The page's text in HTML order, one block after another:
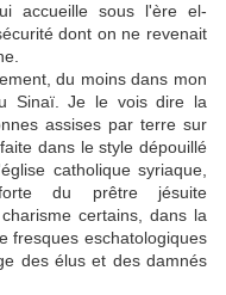
accueille sous l'ère el-
dont on ne revenait
du moins dans mon
Sinaï. Je le vois dire la
assises par terre sur
dans le style dépouillé
catholique syriaque,
du prêtre jésuite
certains, dans la
fresques eschatologiques
des élus et des damnés